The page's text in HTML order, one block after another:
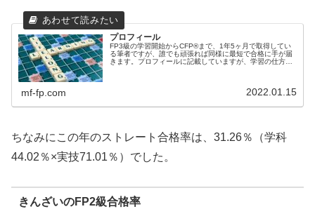
プロフィール
FP3級の学習開始からCFP®まで、1年5ヶ月で取得してい
る筆者ですが、誰でも頑張れば同様に最短で合格に手が届
きます。プロフィールに記載していますが、学習の仕方を
mf-fp.com 2022.01.15
ちなみにこの年のストレート合格率は、31.26％（学科
44.02％×実技71.01％）でした。
きんざいのFP2級合格率